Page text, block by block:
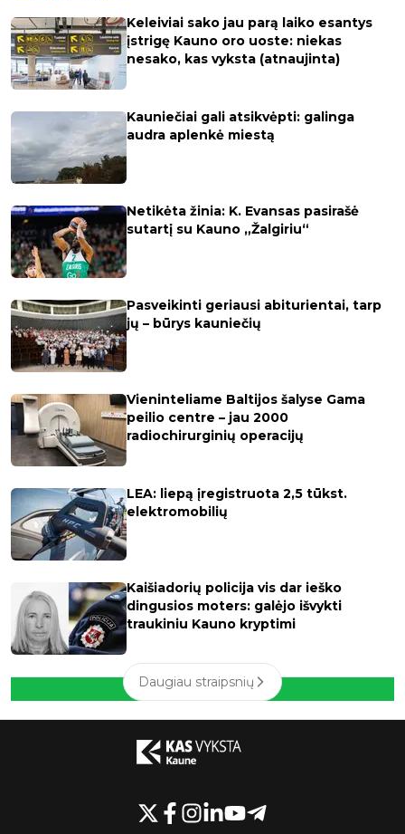
Keleiviai sako jau parą laiko esantys
įstrigę Kauno oro uoste: niekas
nesako, kas vyksta (atnaujinta)
Kauniečiai gali atsikvėpti: galinga
audra aplenkė miestą
Netikėta žinia: K. Evansas pasirašė
sutartį su Kauno „Žalgiriu“
Pasveikinti geriausi abiturientai, tarp
jų – būrys kauniečių
Vieninteliame Baltijos šalyse Gama
peilio centre – jau 2000
radiochirurginių operacijų
LEA: liepą įregistruota 2,5 tūkst.
elektromobilių
Kaišiadorių policija vis dar ieško
dingusios moters: galėjo išvykti
traukiniu Kauno kryptimi
Daugiau straipsnių